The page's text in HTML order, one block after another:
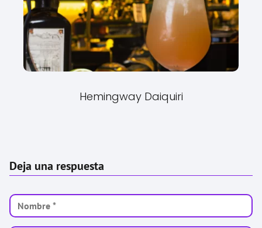
Hemingway Daiquiri
Deja una respuesta